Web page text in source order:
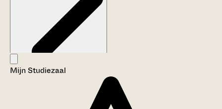
Aanwijzingen voor de gebruiker
Mijn Studiezaal